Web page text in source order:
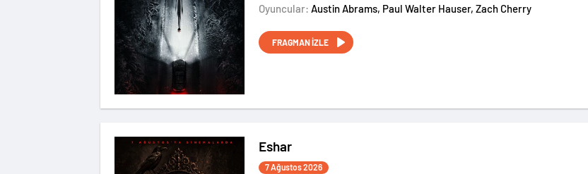
Oyuncular:
Austin Abrams, Paul Walter Hauser, Zach Cherry
FRAGMAN İZLE
Eshar
7 Ağustos 2026